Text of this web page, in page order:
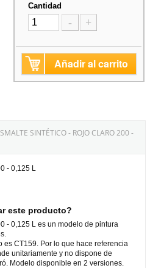
Cantidad
- +
Añadir al carrito
SINTÉTICO - ROJO CLARO 200 -
- 0,125 L
este producto?
- 0,125 L es un modelo de pintura
es CT159. Por lo que hace referencia
unitariamente y no dispone de
Modelo disponible en 2 versiones.